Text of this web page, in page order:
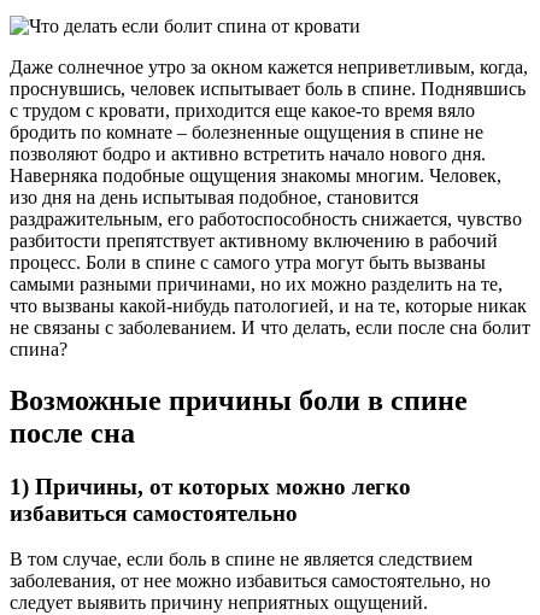
Даже солнечное утро за окном кажется неприветливым, когда,
проснувшись, человек испытывает боль в спине. Поднявшись
с трудом с кровати, приходится еще какое-то время вяло
бродить по комнате – болезненные ощущения в спине не
позволяют бодро и активно встретить начало нового дня.
Наверняка подобные ощущения знакомы многим. Человек,
изо дня на день испытывая подобное, становится
раздражительным, его работоспособность снижается, чувство
разбитости препятствует активному включению в рабочий
процесс. Боли в спине с самого утра могут быть вызваны
самыми разными причинами, но их можно разделить на те,
что вызваны какой-нибудь патологией, и на те, которые никак
не связаны с заболеванием. И что делать, если после сна болит
спина?
Возможные причины боли в спине
после сна
1) Причины, от которых можно легко
избавиться самостоятельно
В том случае, если боль в спине не является следствием
заболевания, от нее можно избавиться самостоятельно, но
следует выявить причину неприятных ощущений.